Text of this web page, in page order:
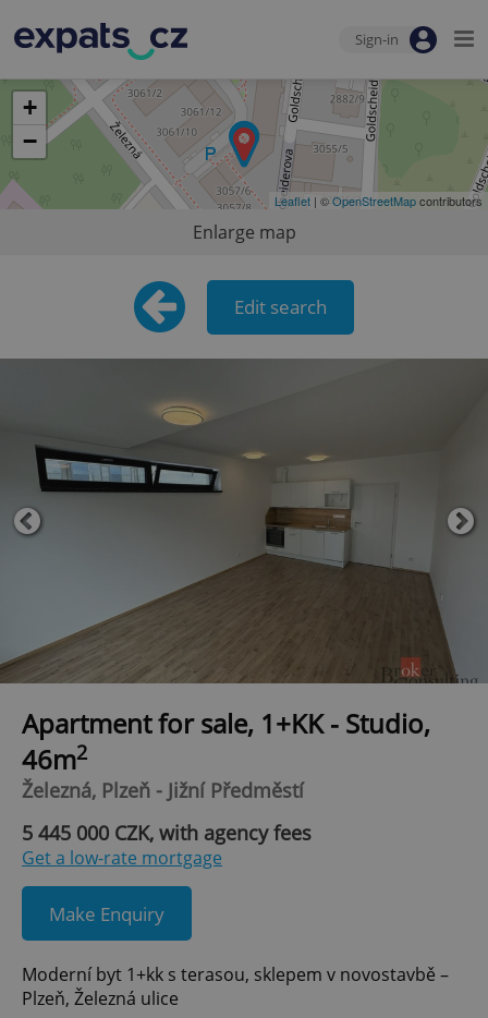
Sign-in
+
−
Leaflet | ©OpenStreetMapcontributors
Enlarge map
Edit search
Apartment for sale, 1+KK - Studio,
46m2
Železná, Plzeň - Jižní Předměstí
5 445 000 CZK, with agency fees
Get a low-rate mortgage
Make Enquiry
Moderní byt 1+kk s terasou, sklepem v novostavbě –
Plzeň, Železná ulice